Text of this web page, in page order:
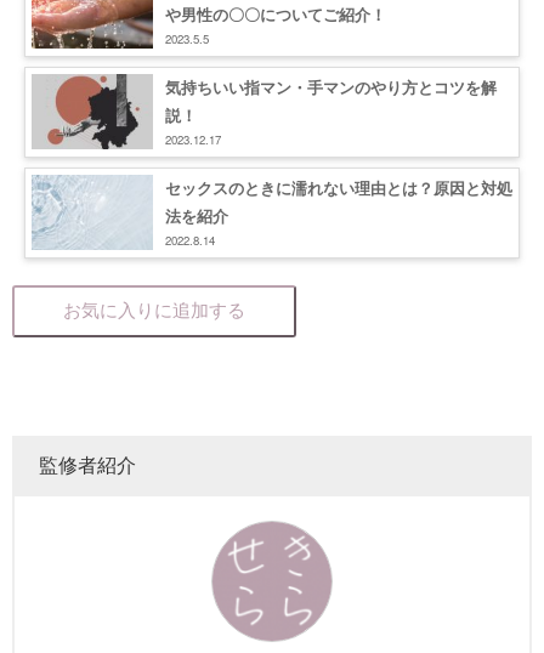
や男性の〇〇についてご紹介！
2023.5.5
気持ちいい指マン・手マンのやり方とコツを解
説！
2023.12.17
セックスのときに濡れない理由とは？原因と対処
法を紹介
2022.8.14
お気に入りに追加する
監修者紹介